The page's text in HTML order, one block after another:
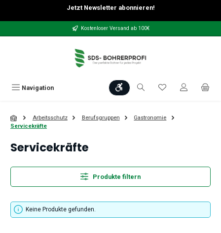
Zum Hauptinhalt springenJetzt Newsletter abonnieren!
Kostenloser Versand ab 100€
Navigation Werkzeugleiste anzeigen
Du hast 0
Arbeitsschutz Berufsgruppen
Gastronomie
Servicekräfte
Servicekräfte
Produkte filtern
Keine Produkte gefunden.